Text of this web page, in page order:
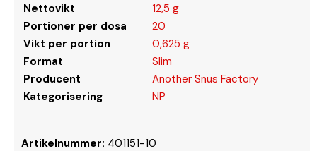
Nettovikt
12,5 g
Portioner per dosa
20
Vikt per portion
0,625 g
Format
Slim
Producent
Another Snus Factory
Kategorisering
NP
Artikelnummer: 401151-10